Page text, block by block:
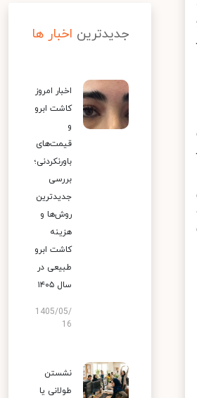
جدیدترین اخبار ها
اخبار امروز
کاشت ابرو
قیمت‌های
باورنکردنی؛
بررسی
جدیدترین
روش‌ها و
هزینه
کاشت ابرو
طبیعی در
سال ۱۴۰۵
1405/05/
16
نشستن
طولانی یا